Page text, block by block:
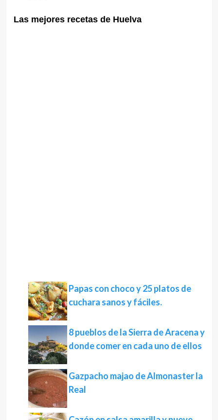
Las mejores recetas de Huelva
Papas con choco y 25 platos de
cuchara sanos y fáciles.
8 pueblos de la Sierra de Aracena y
donde comer en cada uno de ellos
Gazpacho majao de Almonaster la
Real